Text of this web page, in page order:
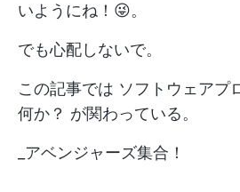
いようにね！😜。
でも心配しないで。
この記事では ソフトウェアプ
何か？ が関わっている。
_アベンジャーズ集合！